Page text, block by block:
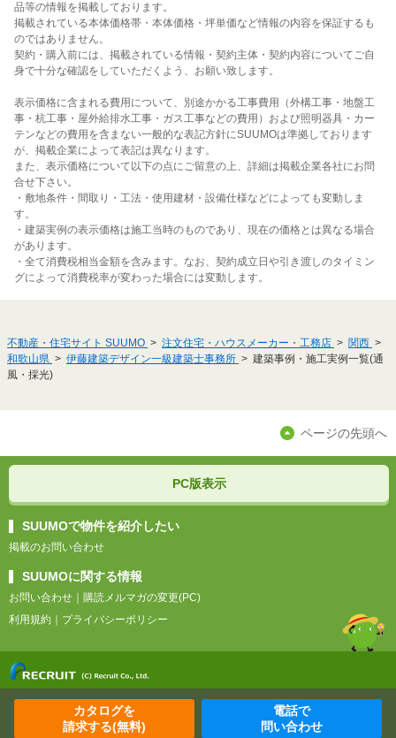
カタログを
請求する(無料)
電話で
問い合わせ
品等の情報を掲載しております。
掲載されている本体価格帯・本体価格・坪単価など情報の内容を保証するも
のではありません。
契約・購入前には、掲載されている情報・契約主体・契約内容についてご自
身で十分な確認をしていただくよう、お願い致します。
表示価格に含まれる費用について、別途かかる工事費用（外構工事・地盤工
事・杭工事・屋外給排水工事・ガス工事などの費用）および照明器具・カー
テンなどの費用を含まない一般的な表記方針にSUUMOは準拠しております
が、掲載企業によって表記は異なります。
また、表示価格について以下の点にご留意の上、詳細は掲載企業各社にお問
合せ下さい。
・敷地条件・間取り・工法・使用建材・設備仕様などによっても変動しま
す。
・建築実例の表示価格は施工当時のものであり、現在の価格とは異なる場合
があります。
・全て消費税相当金額を含みます。なお、契約成立日や引き渡しのタイミン
グによって消費税率が変わった場合には変動します。
不動産・住宅サイト SUUMO 注文住宅・ハウスメーカー・工務店
関西
和歌山県
伊藤建築デザイン一級建築士事務所
建築事例・施工実例一覧(通
風・採光)
ページの先頭へ
PC版表示
SUUMOで物件を紹介したい
掲載のお問い合わせ
SUUMOに関する情報
お問い合わせ
購読メルマガの変更(PC)
利用規約
プライバシーポリシー